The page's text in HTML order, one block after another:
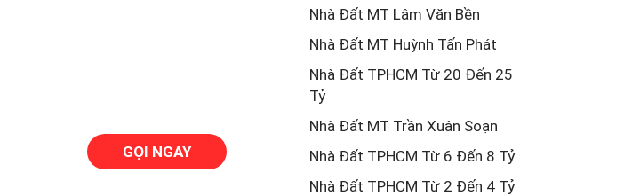
GỌI NGAY
Nhà Đất MT Lâm Văn Bền
Nhà Đất MT Huỳnh Tấn Phát
Nhà Đất TPHCM Từ 20 Đến 25
Tỷ
Nhà Đất MT Trần Xuân Soạn
Nhà Đất TPHCM Từ 6 Đến 8 Tỷ
Nhà Đất TPHCM Từ 2 Đến 4 Tỷ